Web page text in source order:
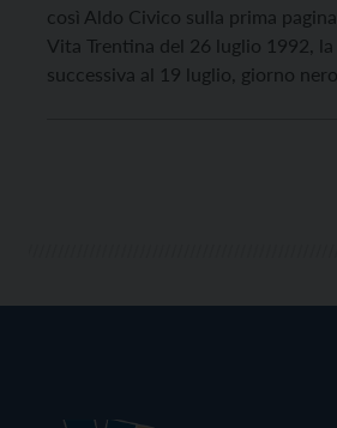
così Aldo Civico sulla prima
Vita Trentina del 26 luglio 1992,
successiva al 19 luglio, giorno